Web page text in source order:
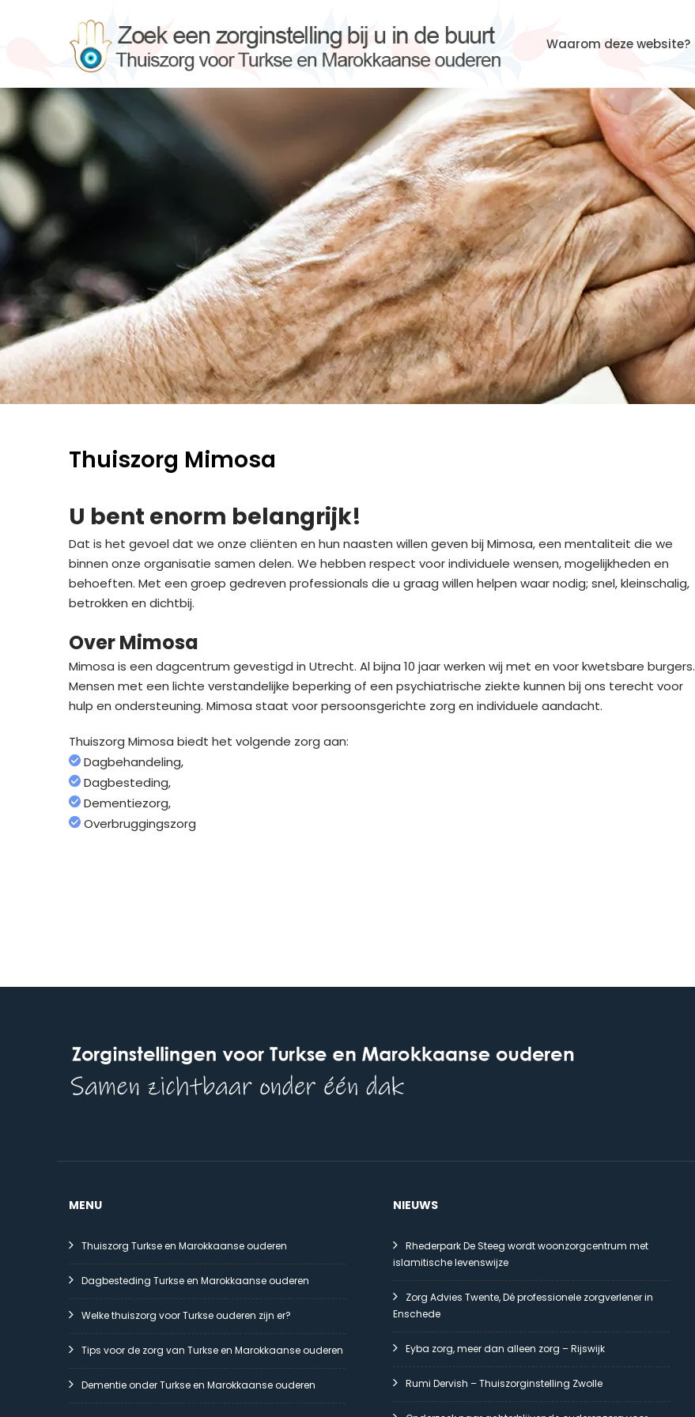
Waarom deze website?
Thuiszorg Mimosa
U bent enorm belangrijk!
Dat is het gevoel dat we onze cliënten en hun naasten willen geven bij Mimosa, een mentaliteit die we
binnen onze organisatie samen delen. We hebben respect voor individuele wensen, mogelijkheden en
behoeften. Met een groep gedreven professionals die u graag willen helpen waar nodig; snel, kleinschalig,
betrokken en dichtbij.
Over Mimosa
Mimosa is een dagcentrum gevestigd in Utrecht. Al bijna 10 jaar werken wij met en voor kwetsbare burgers.
Mensen met een lichte verstandelijke beperking of een psychiatrische ziekte kunnen bij ons terecht voor
hulp en ondersteuning. Mimosa staat voor persoonsgerichte zorg en individuele aandacht.
Thuiszorg Mimosa biedt het volgende zorg aan:
Dagbehandeling,
Dagbesteding,
Dementiezorg,
Overbruggingszorg
MENU
Thuiszorg Turkse en Marokkaanse ouderen
Dagbesteding Turkse en Marokkaanse ouderen
Welke thuiszorg voor Turkse ouderen zijn er?
Tips voor de zorg van Turkse en Marokkaanse ouderen
Dementie onder Turkse en Marokkaanse ouderen
NIEUWS
Rhederpark De Steeg wordt woonzorgcentrum met
islamitische levenswijze
Zorg Advies Twente, Dé professionele zorgverlener in
Enschede
Eyba zorg, meer dan alleen zorg – Rijswijk
Rumi Dervish – Thuiszorginstelling Zwolle